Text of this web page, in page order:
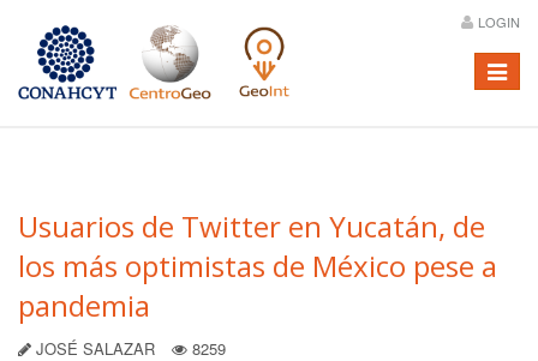
LOGIN
Menú
Usuarios de Twitter en Yucatán, de
los más optimistas de México pese a
pandemia
JOSÉ SALAZAR
8259